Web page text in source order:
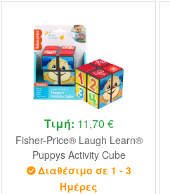
Τιμή: 11,70 €
Fisher-Price® Laugh Learn®
Puppys Activity Cube
(HWH13)
Διαθέσιμο σε 1 - 3
Ημέρες